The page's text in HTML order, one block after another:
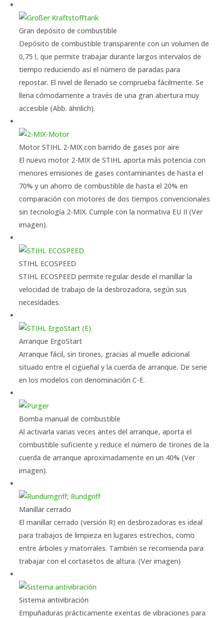
Gran depósito de combustible
Depósito de combustible transparente con un volumen de
0,75 l, que permite trabajar durante largos intervalos de
tiempo reduciendo así el número de paradas para
repostar. El nivel de llenado se comprueba fácilmente. Se
llena cómodamente a través de una gran abertura muy
accesible (Abb. ähnlich).
Motor STIHL 2-MIX con barrido de gases por aire
El nuevo motor 2-MIX de STIHL aporta más potencia con
menores emisiones de gases contaminantes de hasta el
70% y un ahorro de combustible de hasta el 20% en
comparación con motores de dos tiempos convencionales
sin tecnología 2-MIX. Cumple con la normativa EU II (Ver
imagen).
STIHL ECOSPEED
STIHL ECOSPEED permite regular desde el manillar la
velocidad de trabajo de la desbrozadora, según sus
necesidades.
Arranque ErgoStart
Arranque fácil, sin tirones, gracias al muelle adicional
situado entre el cigüeñal y la cuerda de arranque. De serie
en los modelos con denominación C-E.
Bomba manual de combustible
Al activarla varias veces antes del arranque, aporta el
combustible suficiente y reduce el número de tirones de la
cuerda de arranque aproximadamente en un 40% (Ver
imagen).
Manillar cerrado
El manillar cerrado (versión R) en desbrozadoras es ideal
para trabajos de limpieza en lugares estrechos, como
entre árboles y matorrales. También se recomienda para
trabajar con el cortasetos de altura. (Ver imagen)
Sistema antivibración
Empuñaduras prácticamente exentas de vibraciones para